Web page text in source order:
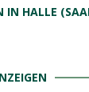
IN HALLE